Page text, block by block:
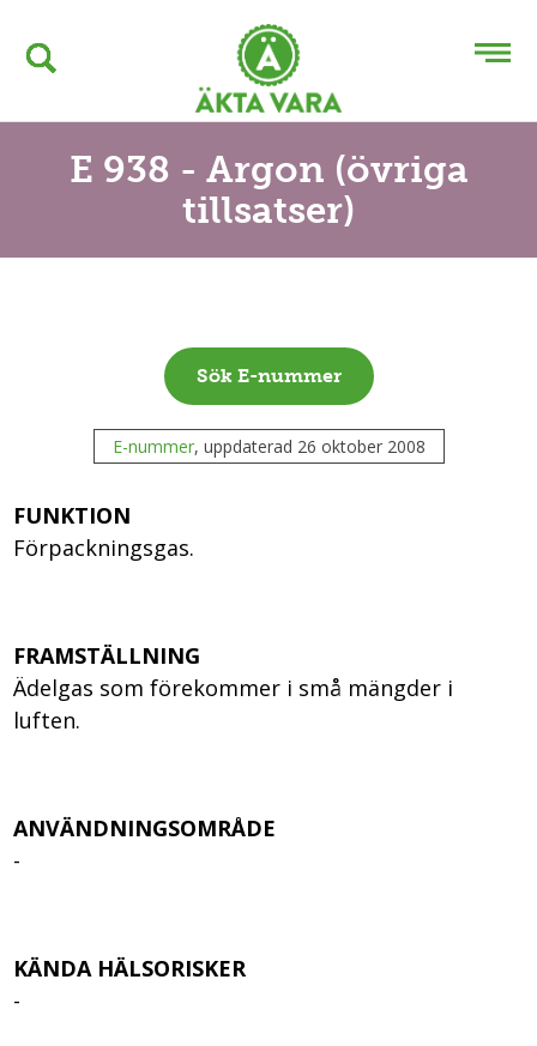
E 938 - Argon (övriga
tillsatser)
Sök E-nummer
E-nummer, uppdaterad 26 oktober 2008
FUNKTION
Förpackningsgas.
FRAMSTÄLLNING
Ädelgas som förekommer i små mängder i
luften.
ANVÄNDNINGSOMRÅDE
-
KÄNDA HÄLSORISKER
-